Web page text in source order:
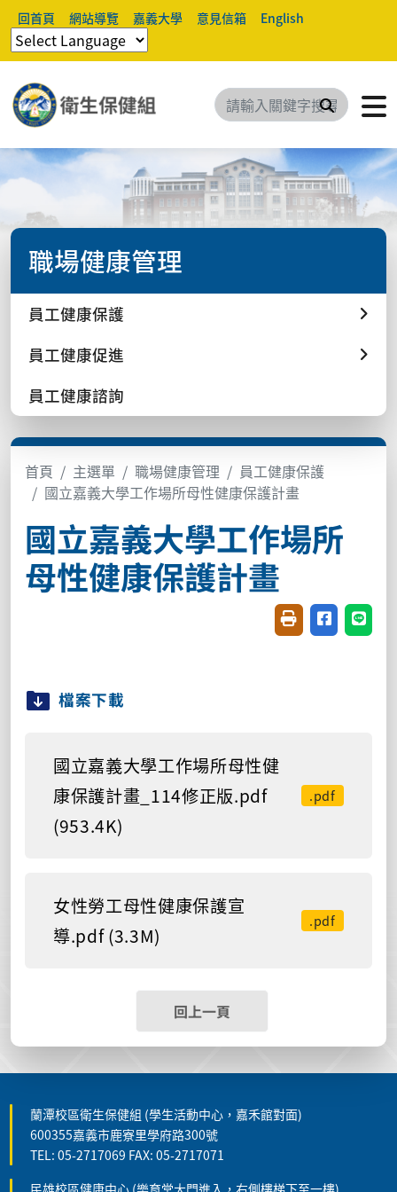
回首頁 網站導覽 嘉義大學 意見信箱 English
搜尋
職場健康管理
員工健康保護
員工健康促進
員工健康諮詢
首頁 主選單 職場健康管理
員工健康保護
國立嘉義大學工作場所母性健康保護計畫
國立嘉義大學工作場所
母性健康保護計畫
友善列印(開新視
分享至臉書
分享
檔案下載
國立嘉義大學工作場所母性健
康保護計畫_114修正版.pdf
(953.4K)
.pdf
女性勞工母性健康保護宣
導.pdf (3.3M)
.pdf
回上一頁
蘭潭校區衛生保健組 (學生活動中心，嘉禾館對面)
600355嘉義市鹿寮里學府路300號
TEL: 05-2717069 FAX: 05-2717071
民雄校區健康中心 (樂育堂大門進入，右側樓梯下至一樓)